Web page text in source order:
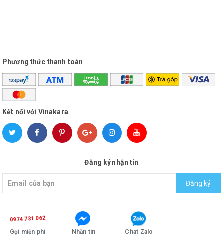
Phương thức thanh toán
Kết nối với Vinakara
Đăng ký nhận tin
Đăng ký
© Bản quyền thuộc vềvinakara
Cung cấp bởi
Sapo
0974 731 062
Gọi miễn phí Nhắn tin Chat Zalo